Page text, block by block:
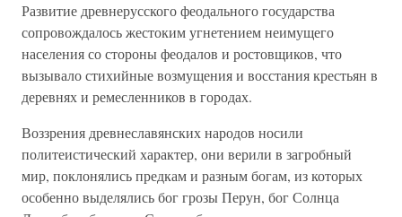
Развитие древнерусского феодального государства
сопровождалось жестоким угнетением неимущего
населения со стороны феодалов и ростовщиков, что
вызывало стихийные возмущения и восстания крестьян в
деревнях и ремесленников в городах.
Воззрения древнеславянских народов носили
политеистический характер, они верили в загробный
мир, поклонялись предкам и разным богам, из которых
особенно выделялись бог грозы Перун, бог Солнца